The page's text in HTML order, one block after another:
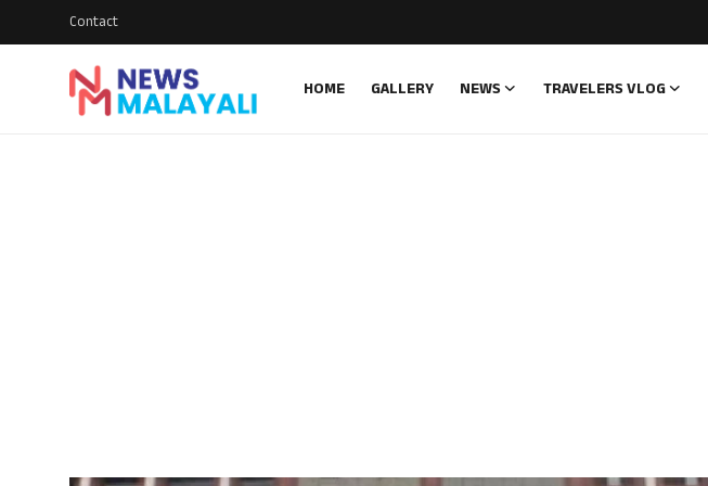
Contact
HOME GALLERY NEWS TRAVELERS VLOG